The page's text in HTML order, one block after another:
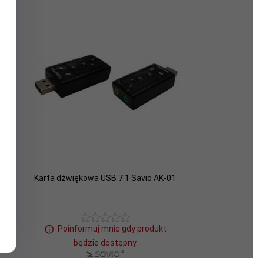
Karta dźwiękowa USB 7.1 Savio AK-01
Poinformuj mnie gdy produkt
będzie dostępny